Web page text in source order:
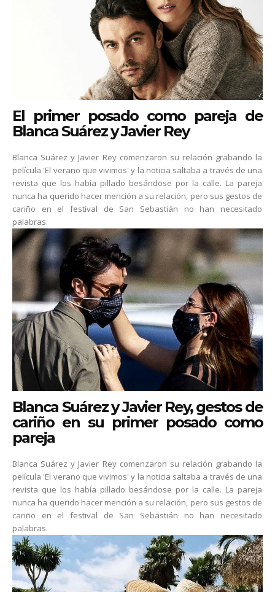
El primer posado como pareja de
Blanca Suárez y Javier Rey
Blanca Suárez y Javier Rey comenzaron su relación grabando la
película 'El verano que vivimos' y la noticia saltaba a través de una
revista que los había pillado besándose por la calle. La pareja
nunca ha querido hacer mención a su relación, pero sus gestos de
cariño en el festival de San Sebastián no han necesitado
palabras.
Blanca Suárez y Javier Rey, gestos de
cariño en su primer posado como
pareja
Blanca Suárez y Javier Rey comenzaron su relación grabando la
película 'El verano que vivimos' y la noticia saltaba a través de una
revista que los había pillado besándose por la calle. La pareja
nunca ha querido hacer mención a su relación, pero sus gestos de
cariño en el festival de San Sebastián no han necesitado
palabras.